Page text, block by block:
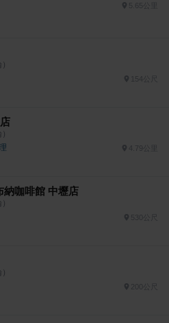
5.65公里
154公尺
4.79公里
咖啡館 中壢店
530公尺